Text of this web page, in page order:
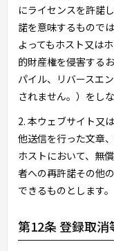
にライセンスを許諾
諾を意味するもので
よってもホスト又は
的財産権を侵害する
パイル、リバースエ
されません。）をし
2. 本ウェブサイト又
他送信を行った文章
ホストにおいて、無
者への再許諾その他
できるものとします。
第12条 登録取消